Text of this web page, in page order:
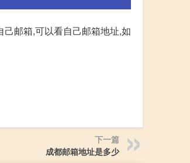
邮箱,可以看自己邮箱地址,如
下一篇
成都邮箱地址是多少